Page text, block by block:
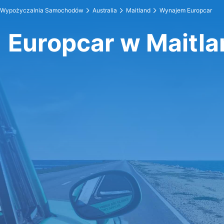
Wypożyczalnia Samochodów Australia Maitland Wynajem Europcar
Europcar w